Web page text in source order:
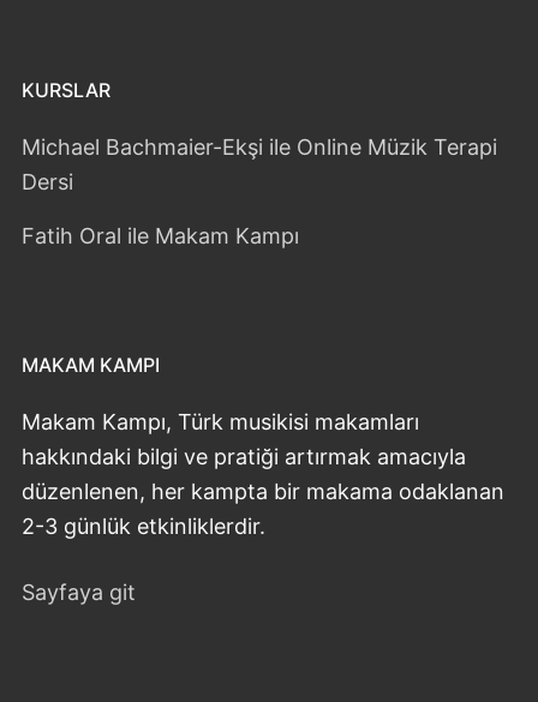
KURSLAR
Michael Bachmaier-Ekşi ile Online Müzik Terapi
Dersi
Fatih Oral ile Makam Kampı
MAKAM KAMPI
Makam Kampı, Türk musikisi makamları
hakkındaki bilgi ve pratiği artırmak amacıyla
düzenlenen, her kampta bir makama odaklanan
2-3 günlük etkinliklerdir.
Sayfaya git